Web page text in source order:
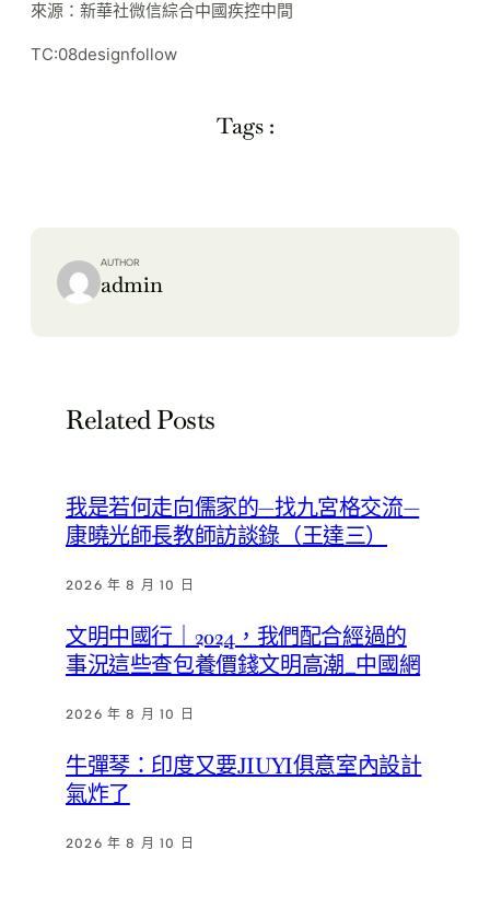
來源：新華社微信綜合中國疾控中間
TC:08designfollow
Tags :
AUTHOR
admin
Related Posts
我是若何走向儒家的—找九宮格交流—
康曉光師長教師訪談錄（王達三）
2026 年 8 月 10 日
文明中國行｜2024，我們配合經過的
事況這些查包養價錢文明高潮_中國網
2026 年 8 月 10 日
牛彈琴：印度又要JIUYI俱意室內設計
氣炸了
2026 年 8 月 10 日